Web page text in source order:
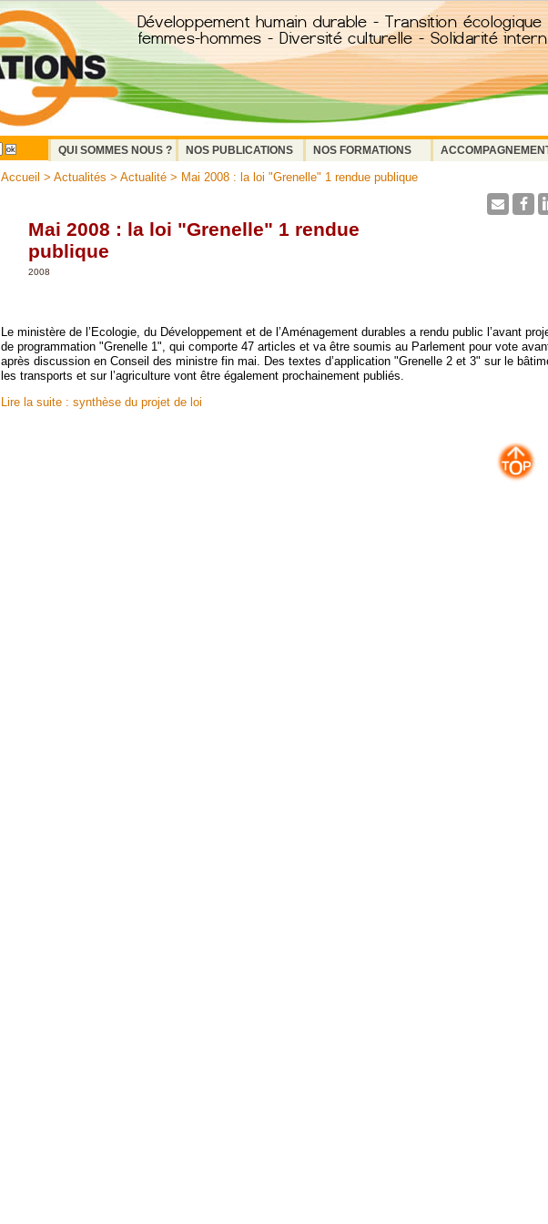
QUI SOMMES NOUS ? NOS PUBLICATIONS NOS FORMATIONS
Accueil > Actualités > Actualité > Mai 2008 : la loi "Grenelle" 1 rendue publique
Mai 2008 : la loi "Grenelle" 1 rendue
publique
2008
Le ministère de l’Ecologie, du Développement et de l’Aménagement durables a rendu public l’avant
de programmation "Grenelle 1", qui comporte 47 articles et va être soumis au Parlement pour vote
après discussion en Conseil des ministre fin mai. Des textes d’application "Grenelle 2 et 3" sur le
les transports et sur l’agriculture vont être également prochainement publiés.
Lire la suite : synthèse du projet de loi